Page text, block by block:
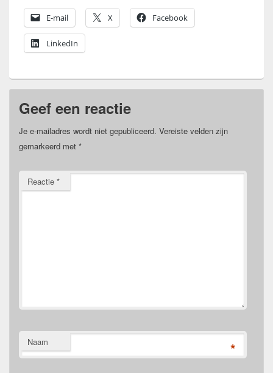
E-mail
X Facebook
LinkedIn
Geef een reactie
Je e-mailadres wordt niet gepubliceerd. Vereiste velden zijn
gemarkeerd met *
Reactie *
Naam *